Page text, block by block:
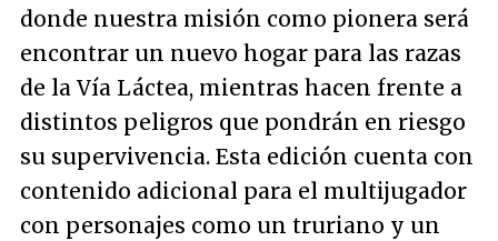
donde nuestra misión como pionera será
encontrar un nuevo hogar para las razas
de la Vía Láctea, mientras hacen frente a
distintos peligros que pondrán en riesgo
su supervivencia. Esta edición cuenta con
contenido adicional para el multijugador
con personajes como un truriano y un